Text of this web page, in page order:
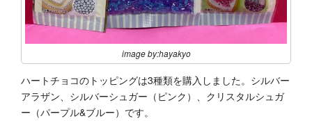
image by:hayakyo
ハートチョコのトッピングは3種類を購入しました。シルバー
アラザン、シルバーシュガー（ピンク）、クリスタルシュガ
ー（パープル&ブルー）です。